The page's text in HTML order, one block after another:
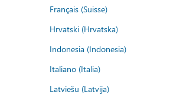
Français (Suisse)
Hrvatski (Hrvatska)
Indonesia (Indonesia)
Italiano (Italia)
Latviešu (Latvija)